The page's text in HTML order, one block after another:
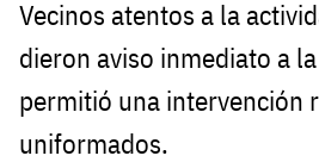
Vecinos atentos a la
dieron aviso inmediato a
permitió una intervención
uniformados.